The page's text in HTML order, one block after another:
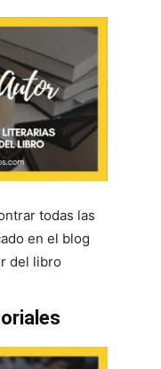
todas las
en el blog
del libro